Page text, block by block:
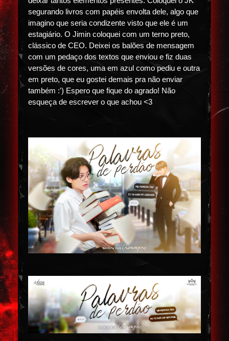
segurando livros com papéis envolta dele, algo que
imagino que seria condizente visto que ele é um
estagiário. O Jimin coloquei com um terno preto,
clássico de CEO. Deixei os balões de mensagem
com um pedaço dos textos que enviou e fiz duas
versões de cores, uma em azul como pediu e outra
em preto, que eu gostei demais pra não enviar
também :') Espero que fique do agrado! Não
esqueça de escrever o que achou <3